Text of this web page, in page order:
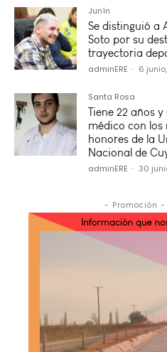
Junín
Se distinguió a
Soto por su
trayectoria
adminERE - 6
Santa Rosa
Tiene 22 años
médico con los
honores de la
Nacional de
adminERE - 30
- Promoción -